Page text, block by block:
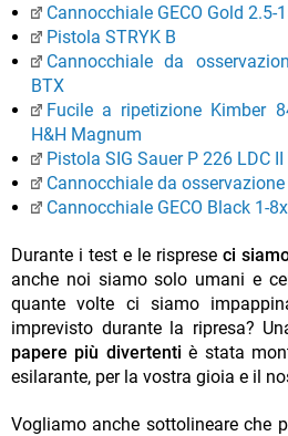
Cannocchiale GECO Gold 2.5-
Pistola STRYK B
Cannocchiale da
BTX
Fucile a ripetizione Kimber
H&H Magnum
Pistola SIG Sauer P 226 LDC
Cannocchiale da
Cannocchiale GECO Black 1-
Durante i test e le risprese ci
anche noi siamo solo umani e
quante volte ci siamo
imprevisto durante la ripresa?
papere più divertenti è stata
esilarante, per la vostra gioia e il
Vogliamo anche sottolineare che